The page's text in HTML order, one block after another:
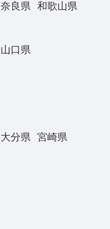
奈良県 和歌山県
山口県
大分県
宮崎県